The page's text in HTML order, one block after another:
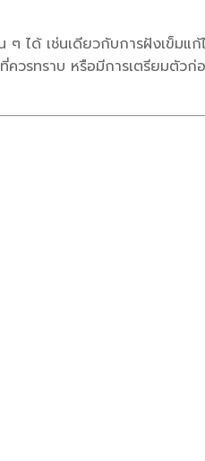
ๆ ได้ เช่นเดียวกับการฝังเข็มแ
วรทราบ หรือมีการเตรียมตัวก่